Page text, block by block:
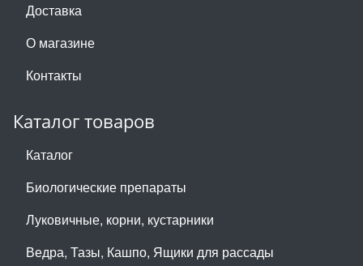
Доставка
О магазине
Контакты
Каталог товаров
Каталог
Биологические препараты
Луковичные, корни, кустарники
Ведра, Тазы, Кашпо, Ящики для рассады